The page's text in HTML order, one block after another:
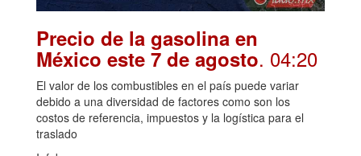
Precio de la gasolina en
México este 7 de agosto. 04:20
El valor de los combustibles en el país puede variar
debido a una diversidad de factores como son los
costos de referencia, impuestos y la logística para el
traslado